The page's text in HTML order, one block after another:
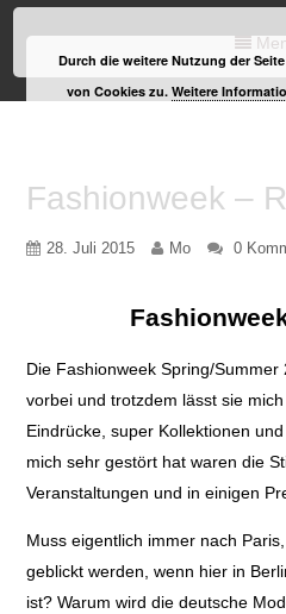
Fashionweek –
28. Juli 2015 Mo 0
Die Fashionweek Spring/
vorbei und trotzdem lässt sie
Eindrücke, super Kollektionen
mich sehr gestört hat waren die
Veranstaltungen und in einigen
Muss eigentlich immer nach
geblickt werden, wenn hier in
ist? Warum wird die deutsche
Durch die weitere Nutzung der
von Cookies zu.Weitere